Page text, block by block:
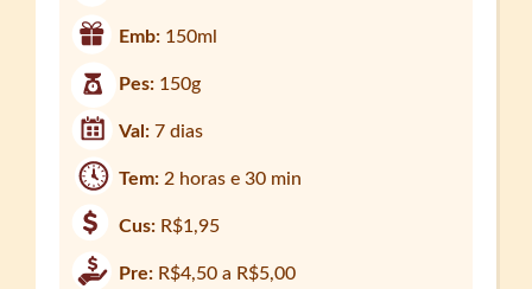
Emb: 150ml
Pes: 150g
Val:7 dias
Tem: 2 horas e 30 min
Cus: R$1,95
Pre: R$4,50 a R$5,00